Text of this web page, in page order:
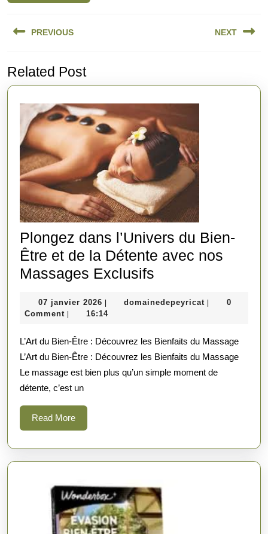
de
PREVIOUS
post:
NEXT
Related Post
Plongez dans l’Univers du Bien-
Être et de la Détente avec nos
Massages Exclusifs
l’Univers
Bien-
Être
et
avec
Massages
Exclusifs
07 janvier 2026 07
janvier
domainedepeyricat
0
Comment
16:14
L’Art du Bien-Être : Découvrez les Bienfaits du Massage
L’Art du Bien-Être : Découvrez les Bienfaits du Massage
Le massage est bien plus qu’un simple moment de
détente, c’est un
Read MoreRead
More